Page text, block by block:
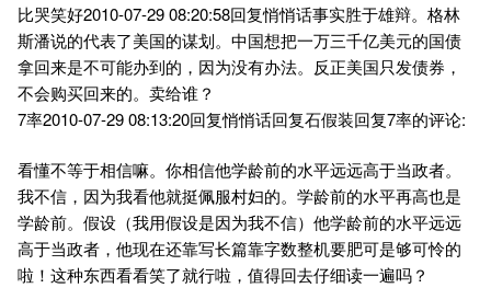
比哭笑好2010-07-29 08:20:58回复悄悄话事实胜于雄辩。格林
斯潘说的代表了美国的谋划。中国想把一万三千亿美元的国债
拿回来是不可能办到的，因为没有办法。反正美国只发债券，
不会购买回来的。卖给谁？
7率2010-07-29 08:13:20回复悄悄话回复石假装回复7率的评论:
看懂不等于相信嘛。你相信他学龄前的水平远远高于当政者。
我不信，因为我看他就挺佩服村妇的。学龄前的水平再高也是
学龄前。假设（我用假设是因为我不信）他学龄前的水平远远
高于当政者，他现在还靠写长篇靠字数整机要肥可是够可怜的
啦！这种东西看看笑了就行啦，值得回去仔细读一遍吗？